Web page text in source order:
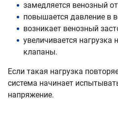
замедляется венозный
повышается давление в
возникает венозный
увеличивается нагрузка
клапаны.
Если такая нагрузка
система начинает
напряжение.